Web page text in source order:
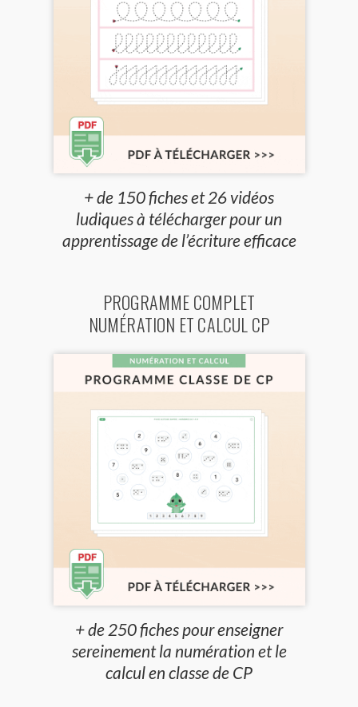
+ de 150 fiches et 26 vidéos
ludiques à télécharger pour un
apprentissage de l’écriture efficace
PROGRAMME COMPLET
NUMÉRATION ET CALCUL CP
+ de 250 fiches pour enseigner
sereinement la numération et le
calcul en classe de CP